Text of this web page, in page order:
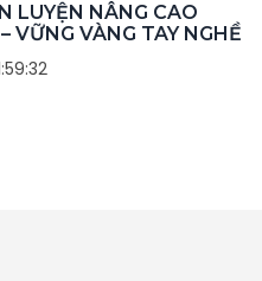
LUYỆN NÂNG CAO
VỮNG VÀNG TAY NGHỀ